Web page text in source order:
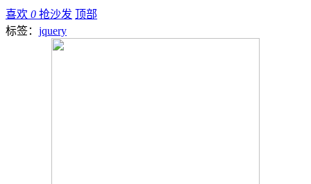
喜欢 0 抢沙发 顶部
标签： jquery